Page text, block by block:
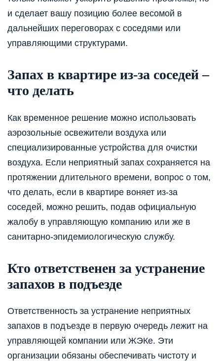
и сделает вашу позицию более весомой в
дальнейших переговорах с соседями или
управляющими структурами.
Запах в квартире из-за соседей –
что делать
Как временное решение можно использовать
аэрозольные освежители воздуха или
специализированные устройства для очистки
воздуха. Если неприятный запах сохраняется на
протяжении длительного времени, вопрос о том,
что делать, если в квартире воняет из-за
соседей, можно решить, подав официальную
жалобу в управляющую компанию или же в
санитарно-эпидемиологическую службу.
Кто ответственен за устранение
запахов в подъезде
Ответственность за устранение неприятных
запахов в подъезде в первую очередь лежит на
управляющей компании или ЖЭКе. Эти
организации обязаны обеспечивать чистоту и